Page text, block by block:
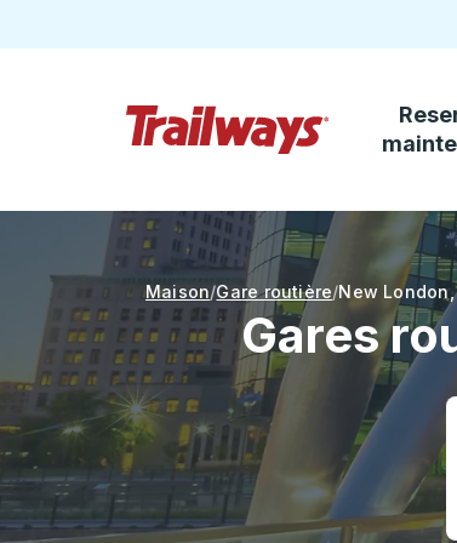
Passez au contenu principal
Maison Gare routière New London
Gares